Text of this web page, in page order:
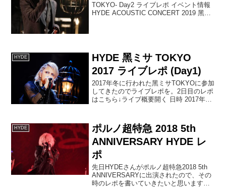
TOKYO- Day2 ライブレポ イベント情報
HYDE ACOUSTIC CONCERT 2019 黑ミ
HYDE
HYDE 黑ミサ TOKYO
2017 ライブレポ (Day1)
2017年冬に行われた黑ミサTOKYOに参加
してきたのでライブレポを。2日目のレポ
はこちら↓ライブ概要開く 日時 2017年12
出...
HYDE
ポルノ超特急 2018 5th
ANNIVERSARY HYDE レ
ポ
先日HYDEさんがポルノ超特急2018 5th
ANNIVERSARYに出演されたので、その
時のレポを書いていきたいと思います。